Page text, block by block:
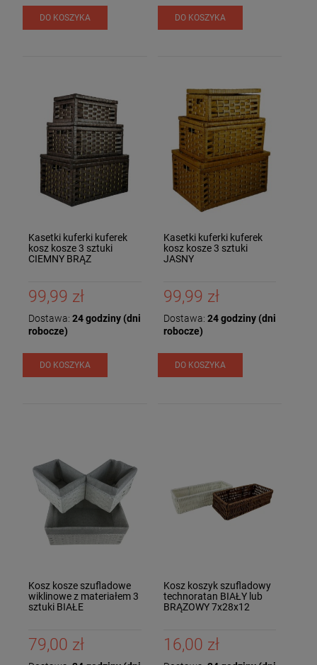
DO KOSZYKA DO KOSZYKA
Kasetki kuferki kuferek
kosz kosze 3 sztuki
CIEMNY BRĄZ
99,99 zł
Dostawa: 24 godziny (dni
robocze)
DO KOSZYKA
Kasetki kuferki kuferek
kosz kosze 3 sztuki
JASNY
99,99 zł
Dostawa: 24 godziny (dni
robocze)
DO KOSZYKA
Kosz kosze szufladowe
wiklinowe z materiałem 3
sztuki BIAŁE
79,00 zł
Kosz koszyk szufladowy
technoratan BIAŁY lub
BRĄZOWY 7x28x12
16,00 zł